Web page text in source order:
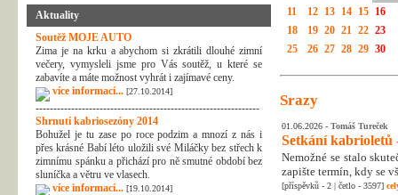
Aktuality
Soutěž MOJE AUTO
Zima je na krku a abychom si zkrátili dlouhé zimní
večery, vymysleli jsme pro Vás soutěž, u které se
zabavíte a máte možnost vyhrát i zajímavé ceny.
více informací... [27.10.2014]
---------------------------------------------------------------
Shrnutí kabriosezóny 2014
Bohužel je tu zase po roce podzim a mnozí z nás i
přes krásné Babí léto uložili své Miláčky bez střech k
zimnímu spánku a přichází pro ně smutné období bez
sluníčka a větru ve vlasech.
více informací... [19.10.2014]
11 12 13 14 15 16
18
19 20 21 22 23
25
26 27 28 29 30
Srazy
01.06.2026 - Tomáš Tureček
Setkání kabrioletů
Nemožné se stalo
zapište termín, kdy se
[příspěvků - 2 | četlo - 3597]